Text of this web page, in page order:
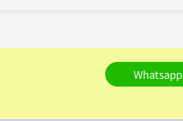
Whatsapp